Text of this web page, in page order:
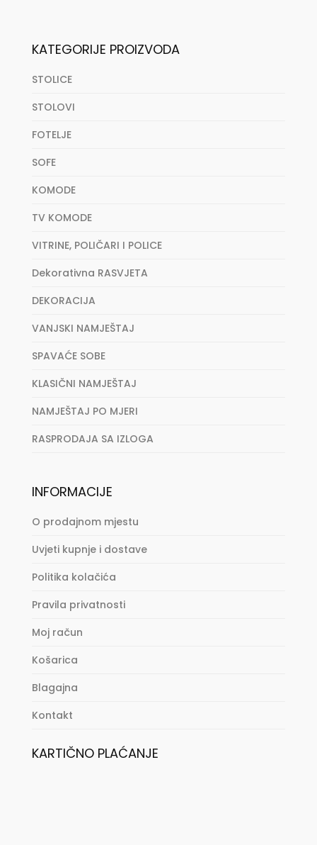
KATEGORIJE PROIZVODA
STOLICE
STOLOVI
FOTELJE
SOFE
KOMODE
TV KOMODE
VITRINE, POLIČARI I POLICE
Dekorativna RASVJETA
DEKORACIJA
VANJSKI NAMJEŠTAJ
SPAVAĆE SOBE
KLASIČNI NAMJEŠTAJ
NAMJEŠTAJ PO MJERI
RASPRODAJA SA IZLOGA
INFORMACIJE
O prodajnom mjestu
Uvjeti kupnje i dostave
Politika kolačića
Pravila privatnosti
Moj račun
Košarica
Blagajna
Kontakt
KARTIČNO PLAĆANJE